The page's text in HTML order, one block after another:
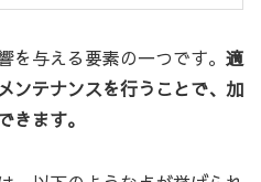
を与える要素の一つです。 適
ンテナンスを行うことで、加
きます。